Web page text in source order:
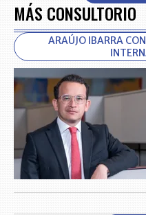
MÁS CONSULTORIO
ARAÚJO IBARRA